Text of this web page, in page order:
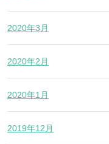
2020年3月
2020年2月
2020年1月
2019年12月